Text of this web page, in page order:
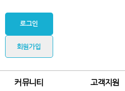
로그인
회원가입
커뮤니티 고객지원